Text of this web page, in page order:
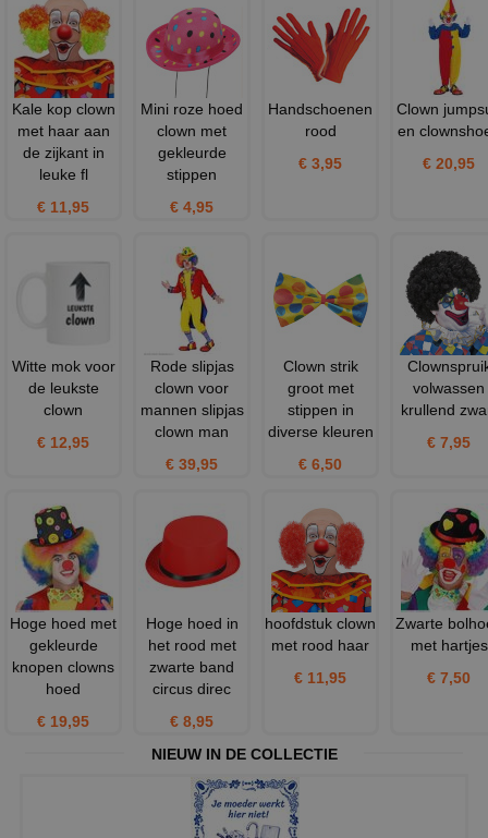
Kale kop clown
met haar aan
de zijkant in
leuke fl
€ 11,95
Mini roze hoed
clown met
gekleurde
stippen
€ 4,95
Handschoenen
rood
€ 3,95
Clown
en
€ 20,95
Witte mok voor
de leukste
clown
€ 12,95
Rode slipjas
clown voor
mannen slipjas
clown man
€ 39,95
Clown strik
groot met
stippen in
diverse kleuren
€ 6,50
volwassen
krullend
€ 7,95
Hoge hoed met
gekleurde
knopen clowns
hoed
€ 19,95
Hoge hoed in
het rood met
zwarte band
circus direc
€ 8,95
hoofdstuk clown
met rood haar
€ 11,95
Zwarte
met hartjes
€ 7,50
NIEUW IN DE COLLECTIE